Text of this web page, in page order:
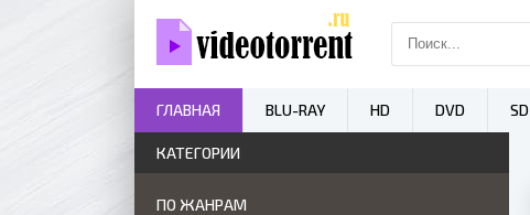
КАТЕГОРИИ
ПО ЖАНРАМ
ГЛАВНАЯ BLU-RAY HD DVD SD